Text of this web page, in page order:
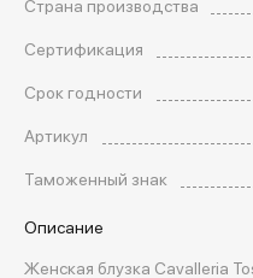
Страна производства
Сертификация
Срок годности
Артикул
Таможенный знак
Описание
Женская блузка Cavalleria